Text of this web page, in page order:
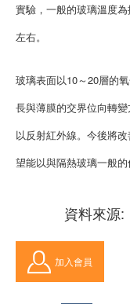
實驗，一般的玻璃溫度
左右。
玻璃表面以10～20層的
長與薄膜的交界位向轉
以反射紅外線。今後將
望能以與隔熱玻璃一般的
資料來源:
加入會員